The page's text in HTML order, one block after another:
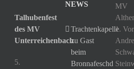
Talhubenfest
des MV
Unterreichenbach
5.
NEWS
Trachtenkapelle
zu Gast
beim
Bronnafeschd
MV
1.